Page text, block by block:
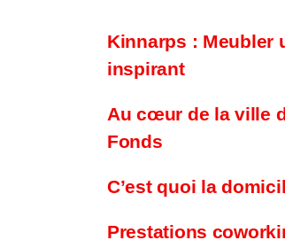
Kinnarps : Meubler
inspirant
Au cœur de la ville
Fonds
C’est quoi la
Prestations